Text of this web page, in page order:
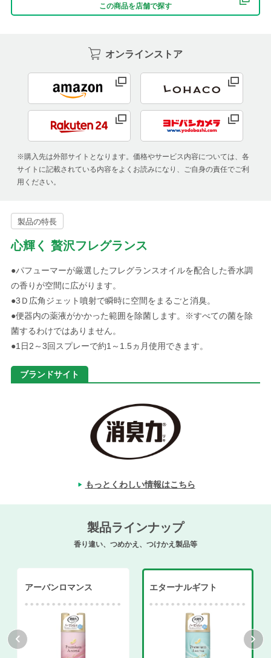
この商品を店舗で探す
オンラインストア
※購入先は外部サイトとなります。価格やサービス内容については、各
サイトに記載されている内容をよくお読みになり、ご自身の責任でご利
用ください。
製品の特長
心輝く 贅沢フレグランス
●パフューマーが厳選したフレグランスオイルを配合した香水調
の香りが空間に広がります。
●3Ｄ広角ジェット噴射で瞬時に空間をまるごと消臭。
●便器内の薬液がかかった範囲を除菌します。※すべての菌を除
菌するわけではありません。
●1日2～3回スプレーで約1～1.5ヵ月使用できます。
ブランドサイト
もっとくわしい情報はこちら
製品ラインナップ
香り違い、つめかえ、つけかえ製品等
アーバンロマンス エターナルギフト